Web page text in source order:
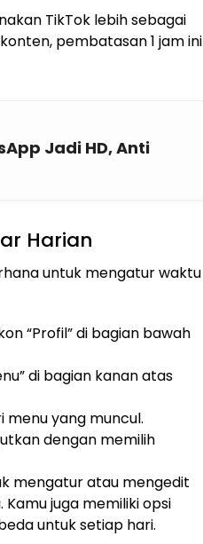
TikTok lebih sebagai
pembatasan 1 jam ini
Jadi HD, Anti
Harian
untuk mengatur waktu
“Profil” di bagian bawah
di bagian kanan atas
menu yang muncul.
dengan memilih
mengatur atau mengedit
juga memiliki opsi
untuk setiap hari.